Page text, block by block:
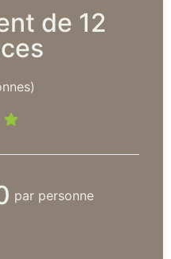
de 12
par personne